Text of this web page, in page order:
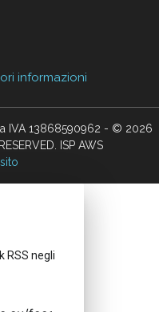
informazioni
IVA 13868590962 - © 2026
ISP AWS
RSS negli